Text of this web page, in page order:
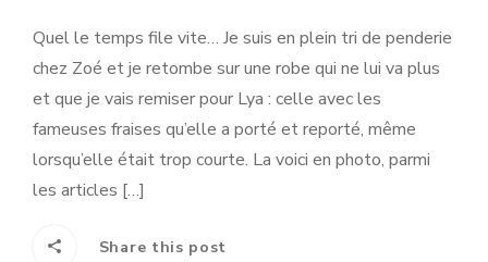
Quel le temps file vite… Je suis en plein tri de penderie
chez Zoé et je retombe sur une robe qui ne lui va plus
et que je vais remiser pour Lya : celle avec les
fameuses fraises qu’elle a porté et reporté, même
lorsqu’elle était trop courte. La voici en photo, parmi
les articles […]
Share this post